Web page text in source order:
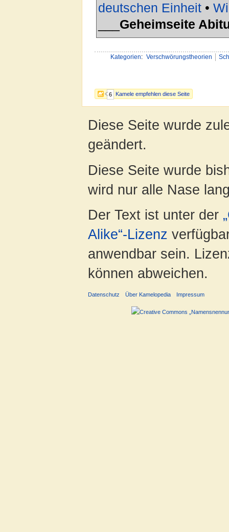
6 Kamele empfehlen diese Seite
deutschen Einheit •
Geheimseite
Kategorien: Verschwörungstheorien
Diese Seite wurde
geändert.
Diese Seite wurde
wird nur alle Nase
Der Text ist unter der
Alike“-Lizenz
anwendbar sein.
können abweichen.
Datenschutz Über Kamelopedia Impressum